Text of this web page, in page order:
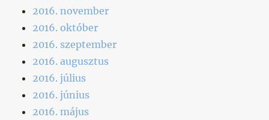
2016. november
2016. október
2016. szeptember
2016. augusztus
2016. július
2016. június
2016. május